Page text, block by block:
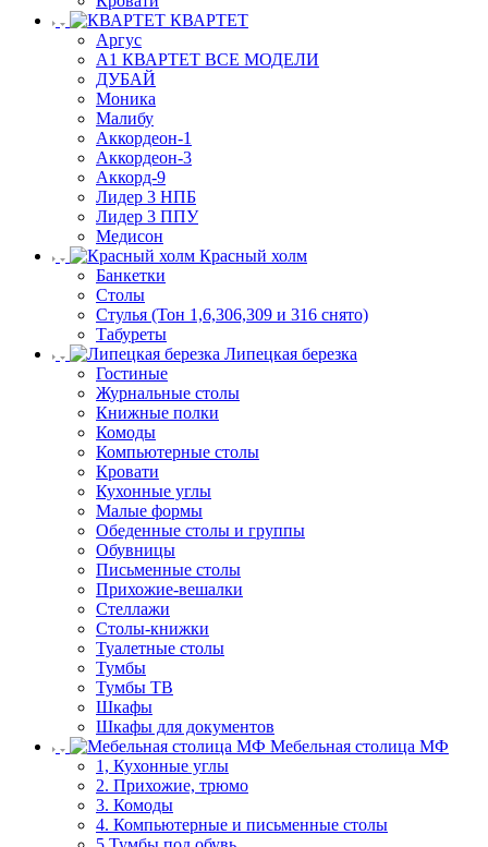
КВАРТЕТ
Аргус
А1 КВАРТЕТ ВСЕ МОДЕЛИ
ДУБАЙ
Моника
Малибу
Аккордеон-1
Аккордеон-3
Аккорд-9
Лидер 3 НПБ
Лидер 3 ППУ
Медисон
Красный холм
Банкетки
Столы
Стулья (Тон 1,6,306,309 и 316 снято)
Табуреты
Липецкая березка
Гостиные
Журнальные столы
Книжные полки
Комоды
Компьютерные столы
Кровати
Кухонные углы
Малые формы
Обеденные столы и группы
Обувницы
Письменные столы
Прихожие-вешалки
Стеллажи
Столы-книжки
Туалетные столы
Тумбы
Тумбы ТВ
Шкафы
Шкафы для документов
Мебельная столица МФ
1, Кухонные углы
2. Прихожие, трюмо
3. Комоды
4. Компьютерные и письменные столы